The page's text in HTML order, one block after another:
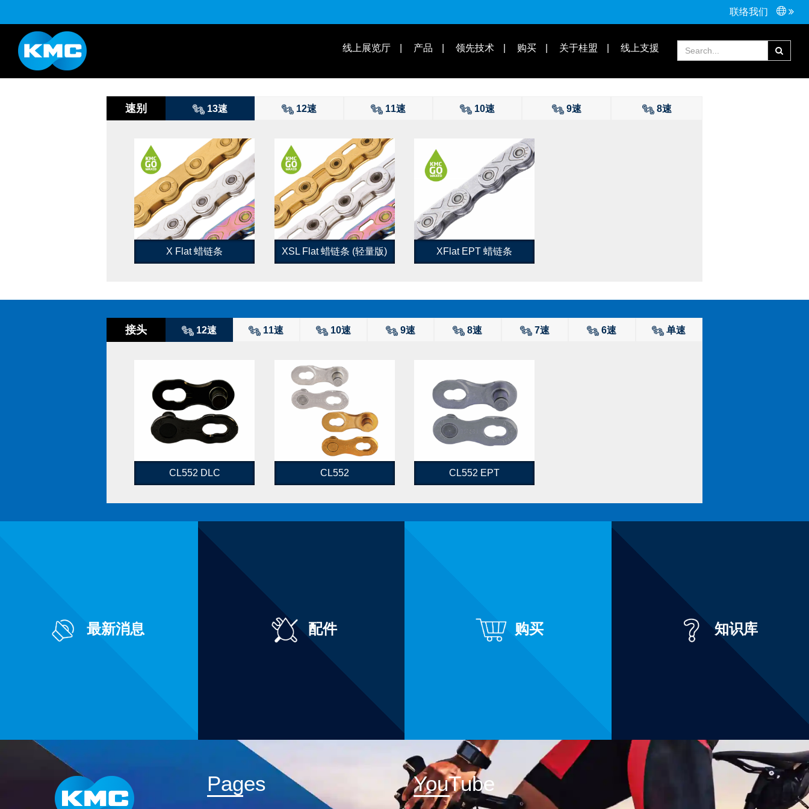
联络我们
线上支援
关于桂盟
购买
领先技术
产品
线上展览厅
Tools手工具
K系列 适用车款
YouTube 操作教学 | 知识库 常见问题
速别 13速 12速 11速 10速 9速 8速
X Flat 蜡链条 XSL Flat 蜡链条 (轻量版) XFlat EPT 蜡链条
接头 12速 11速 10速 9速 8速 7速 6速 单速
CL552 DLC CL552 CL552 EPT
最新消息 配件 购买 知识库
Pages YouTube